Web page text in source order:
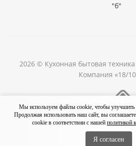
"б"
2026 © Кухонная бытовая
Компания «18/
Мы используем файлы cookie, чтобы улучшить
Продолжая использовать наш сайт, вы
cookie в соответствии с нашей политикой
Я согласен